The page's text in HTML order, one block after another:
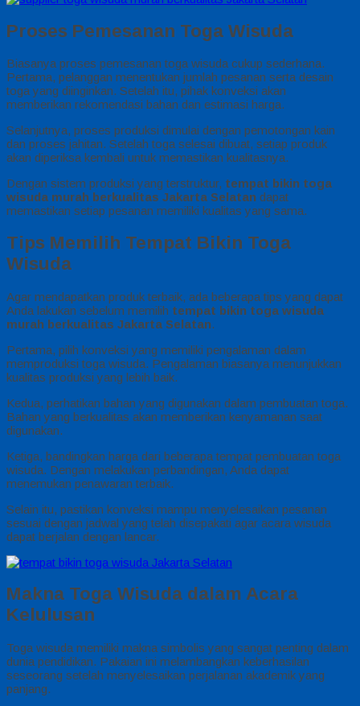
Proses Pemesanan Toga Wisuda
Biasanya proses pemesanan toga wisuda cukup sederhana.
Pertama, pelanggan menentukan jumlah pesanan serta desain
toga yang diinginkan. Setelah itu, pihak konveksi akan
memberikan rekomendasi bahan dan estimasi harga.
Selanjutnya, proses produksi dimulai dengan pemotongan kain
dan proses jahitan. Setelah toga selesai dibuat, setiap produk
akan diperiksa kembali untuk memastikan kualitasnya.
Dengan sistem produksi yang terstruktur, tempat bikin toga
wisuda murah berkualitas Jakarta Selatan dapat
memastikan setiap pesanan memiliki kualitas yang sama.
Tips Memilih Tempat Bikin Toga
Wisuda
Agar mendapatkan produk terbaik, ada beberapa tips yang dapat
Anda lakukan sebelum memilih tempat bikin toga wisuda
murah berkualitas Jakarta Selatan.
Pertama, pilih konveksi yang memiliki pengalaman dalam
memproduksi toga wisuda. Pengalaman biasanya menunjukkan
kualitas produksi yang lebih baik.
Kedua, perhatikan bahan yang digunakan dalam pembuatan toga.
Bahan yang berkualitas akan memberikan kenyamanan saat
digunakan.
Ketiga, bandingkan harga dari beberapa tempat pembuatan toga
wisuda. Dengan melakukan perbandingan, Anda dapat
menemukan penawaran terbaik.
Selain itu, pastikan konveksi mampu menyelesaikan pesanan
sesuai dengan jadwal yang telah disepakati agar acara wisuda
dapat berjalan dengan lancar.
Makna Toga Wisuda dalam Acara
Kelulusan
Toga wisuda memiliki makna simbolis yang sangat penting dalam
dunia pendidikan. Pakaian ini melambangkan keberhasilan
seseorang setelah menyelesaikan perjalanan akademik yang
panjang.